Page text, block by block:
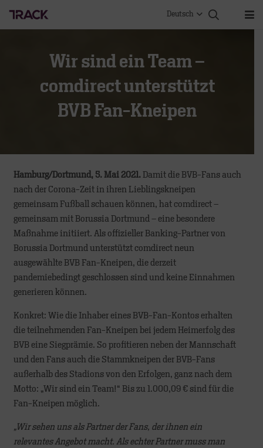
Deutsch
Wir sind ein Team –
comdirect unterstützt
BVB Fan-Kneipen
Hamburg/Dortmund, 5. Mai 2021. Damit die BVB-Fans auch
nach der Corona-Zeit in ihren Lieblingskneipen
gemeinsam Fußball schauen können, hat comdirect –
gemeinsam mit Borussia Dortmund – eine besondere
Maßnahme initiiert. Als offizieller Banking-Partner von
Borussia Dortmund unterstützt comdirect neun
ausgewählte BVB Fan-Kneipen, die derzeit
pandemiebedingt geschlossen sind und keine Einnahmen
generieren können.
Konkret: Wie die Inhaber eines BVB-Fan-Kontos erhalten
die teilnehmenden Fan-Kneipen bei jedem Heimerfolg des
BVB eine Siegprämie. So profitieren neben der Mannschaft
und den Fans auch die Stammkneipen der BVB-Fans
außerhalb des Stadions von den Erfolgen, ganz nach dem
Motto: „Wir sind ein Team!“ Bis zu 1.000,09 € sind für die
Fan-Kneipen möglich.
„Wir sehen uns als Partner der Fans, der ihnen ein
relevantes Angebot macht. Als echter Partner muss man